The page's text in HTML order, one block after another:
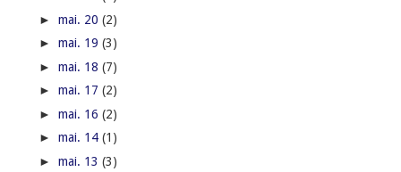
► mai. 20 (2)
► mai. 19 (3)
► mai. 18 (7)
► mai. 17 (2)
► mai. 16 (2)
► mai. 14 (1)
► mai. 13 (3)